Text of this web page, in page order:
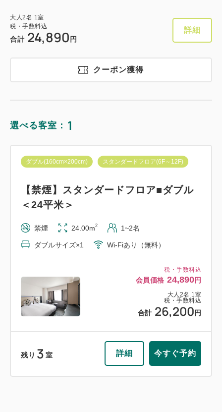
大人2名 1室
税・手数料込
合計 24,890 円
詳細
クーポン獲得
選べる客室： 1
税・手数料込
会員価格 24,890円
大人 2名 1室
税・手数料込
合計 26,200 円
ダブル(160cm×200cm) スタンダードフロア(6F～12F)
【禁煙】スタンダードフロア■ダブル
＜24平米＞
禁煙 24.00m2 1~2名
ダブルサイズ×1 Wi-Fiあり（無料）
残り 3 室 詳細 今すぐ予約